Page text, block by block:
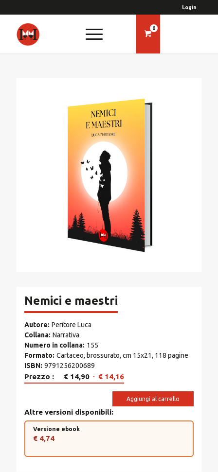
Login
0
Nemici e maestri
Autore Peritore Luca
Collana Narrativa
Numero in collana 155
Formato Cartaceo, brossurato, cm 15x21, 118 pagine
ISBN 9791256200689
Prezzo €14,90 Il
era:
€ 14,90.
€ 14,16Il
attuale
€ 14,16.
Aggiungi al carrello
Altre versioni disponibili
Versione ebook
€ 4,74